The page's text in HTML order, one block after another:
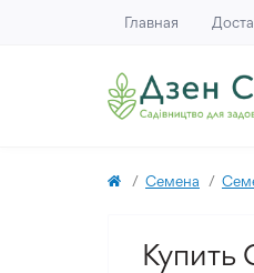
Главная
Семена